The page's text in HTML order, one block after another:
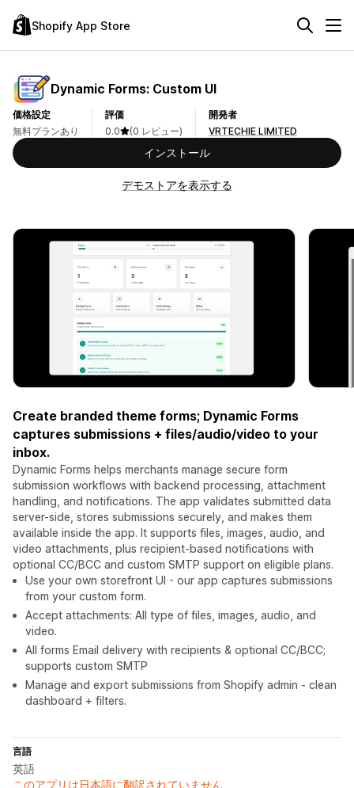
Shopify App Store
Dynamic Forms: Custom UI
価格設定
無料プランあり
評価
0.0
(0 レビュー)
開発者
VRTECHIE LIMITED
インストール
デモストアを表示する
Create branded theme forms; Dynamic Forms
captures submissions + files/audio/video to your
inbox.
Dynamic Forms helps merchants manage secure form
submission workflows with backend processing, attachment
handling, and notifications. The app validates submitted data
server-side, stores submissions securely, and makes them
available inside the app. It supports files, images, audio, and
video attachments, plus recipient-based notifications with
optional CC/BCC and custom SMTP support on eligible plans.
Use your own storefront UI - our app captures submissions
from your custom form.
Accept attachments: All type of files, images, audio, and
video.
All forms Email delivery with recipients & optional CC/BCC;
supports custom SMTP
Manage and export submissions from Shopify admin - clean
dashboard + filters.
言語
英語
このアプリは日本語に翻訳されていません